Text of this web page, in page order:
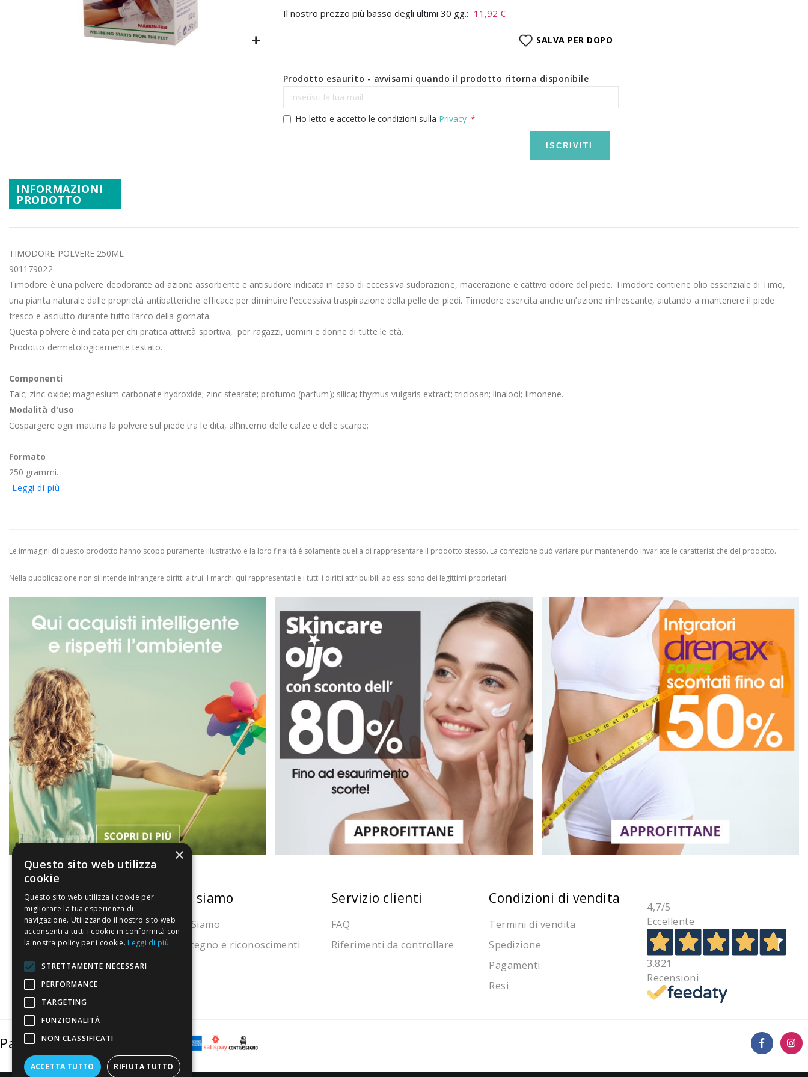
Promozioni
Mistery Box
Il nostro prezzo più basso degli ultimi 30 gg.: 11,92 €
SALVA PER DOPO
Prodotto esaurito - avvisami quando il prodotto ritorna disponibile
Ho letto e accetto le condizioni sulla Privacy
ISCRIVITI
INFORMAZIONI
PRODOTTO
TIMODORE POLVERE 250ML
901179022
Timodore è una polvere deodorante ad azione assorbente e antisudore indicata in caso di eccessiva sudorazione, macerazione e cattivo odore del piede. Timodore contiene olio essenziale di Timo,
una pianta naturale dalle proprietà antibatteriche efficace per diminuire l'eccessiva traspirazione della pelle dei piedi. Timodore esercita anche un’azione rinfrescante, aiutando a mantenere il piede
fresco e asciutto durante tutto l’arco della giornata.
Questa polvere è indicata per chi pratica attività sportiva, per ragazzi, uomini e donne di tutte le età.
Prodotto dermatologicamente testato.
Componenti
Talc; zinc oxide; magnesium carbonate hydroxide; zinc stearate; profumo (parfum); silica; thymus vulgaris extract; triclosan; linalool; limonene.
Modalità d'uso
Cospargere ogni mattina la polvere sul piede tra le dita, all’interno delle calze e delle scarpe;
Formato
250 grammi.
Leggi di più
Le immagini di questo prodotto hanno scopo puramente illustrativo e la loro finalità è solamente quella di rappresentare il prodotto stesso. La confezione può variare pur mantenendo invariate le caratteristiche del prodotto.
Nella pubblicazione non si intende infrangere diritti altrui. I marchi qui rappresentati e i tutti i diritti attribuibili ad essi sono dei legittimi proprietari.
La nostra convenienza
Il risparmio che fa ambiente
Il nostro manifesto
Il blog
Perché fidarti
Vendi con noi
Chi siamo
Chi Siamo
Sostegno e riconoscimenti
Servizio clienti
FAQ
Riferimenti da controllare
Condizioni di vendita
Termini di vendita
Spedizione
Pagamenti
Resi
4,7/5
Eccellente
3.821
Recensioni
Pagamenti sicuri
×
Questo sito web utilizza
cookie
Questo sito web utilizza i cookie per
migliorare la tua esperienza di
navigazione. Utilizzando il nostro sito web
acconsenti a tutti i cookie in conformità con
la nostra policy per i cookie. Leggi di più
STRETTAMENTE NECESSARI
PERFORMANCE
TARGETING
FUNZIONALITÀ
NON CLASSIFICATI
ACCETTA TUTTO RIFIUTA TUTTO